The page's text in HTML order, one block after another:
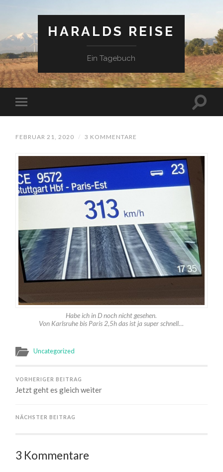
HARALDS REISE
Ein Tagebuch
FEBRUAR 21, 2020 / 3 KOMMENTARE
Habe ich in D noch nicht gesehen.
Von Karlsruhe bis Paris 2,5h das ist ja super schnell…
Uncategorized
VORHERIGER BEITRAG
Jetzt geht es gleich weiter
NÄCHSTER BEITRAG
3 Kommentare